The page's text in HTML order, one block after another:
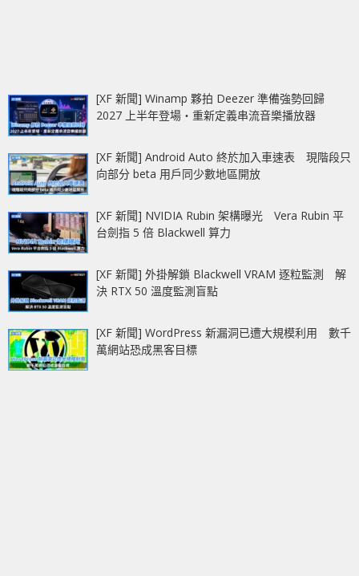
[XF 新聞] Winamp 夥拍 Deezer 準備強勢回歸
2027 上半年登場‧重新定義串流音樂播放器
[XF 新聞] Android Auto 終於加入車速表 現階段只
向部分 beta 用戶同少數地區開放
[XF 新聞] NVIDIA Rubin 架構曝光 Vera Rubin 平
台劍指 5 倍 Blackwell 算力
[XF 新聞] 外掛解鎖 Blackwell VRAM 逐粒監測 解
決 RTX 50 溫度監測盲點
[XF 新聞] WordPress 新漏洞已遭大規模利用 數千
萬網站恐成黑客目標